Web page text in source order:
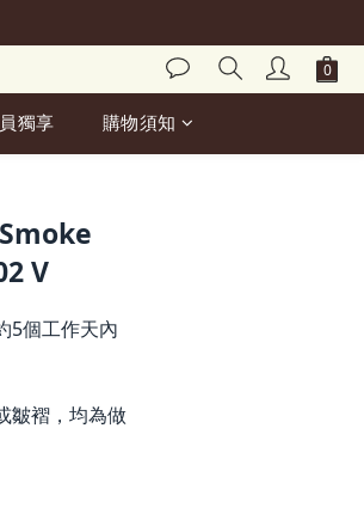
獨享 購物須知
V
5個工作天內
皺褶，均為做